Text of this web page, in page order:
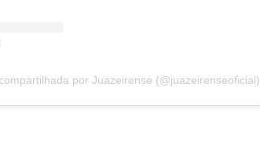
por Juazeirense (@juazeirenseoficial)